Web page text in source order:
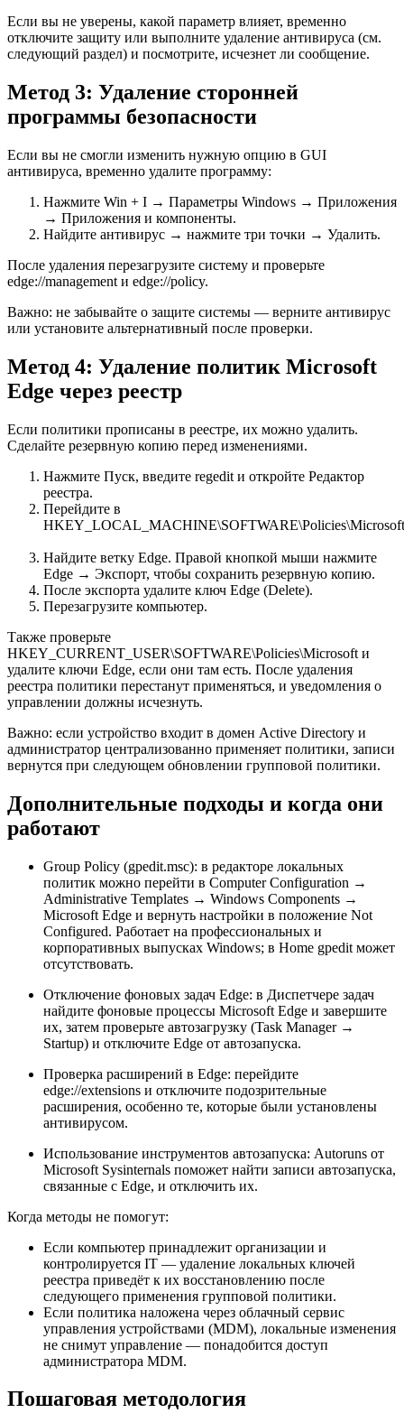
Если вы не уверены, какой параметр влияет, временно
отключите защиту или выполните удаление антивируса (см.
следующий раздел) и посмотрите, исчезнет ли сообщение.
Метод 3: Удаление сторонней
программы безопасности
Если вы не смогли изменить нужную опцию в GUI
антивируса, временно удалите программу:
Нажмите Win + I → Параметры Windows → Приложения
→ Приложения и компоненты.
Найдите антивирус → нажмите три точки → Удалить.
После удаления перезагрузите систему и проверьте
edge://management и edge://policy.
Важно: не забывайте о защите системы — верните антивирус
или установите альтернативный после проверки.
Метод 4: Удаление политик Microsoft
Edge через реестр
Если политики прописаны в реестре, их можно удалить.
Сделайте резервную копию перед изменениями.
Нажмите Пуск, введите regedit и откройте Редактор
реестра.
Перейдите в
Найдите ветку Edge. Правой кнопкой мыши нажмите
Edge → Экспорт, чтобы сохранить резервную копию.
После экспорта удалите ключ Edge (Delete).
Перезагрузите компьютер.
Также проверьте
HKEY_CURRENT_USER\SOFTWARE\Policies\Microsoft и
удалите ключи Edge, если они там есть. После удаления
реестра политики перестанут применяться, и уведомления о
управлении должны исчезнуть.
Важно: если устройство входит в домен Active Directory и
администратор централизованно применяет политики, записи
вернутся при следующем обновлении групповой политики.
Дополнительные подходы и когда они
работают
Group Policy (gpedit.msc): в редакторе локальных
политик можно перейти в Computer Configuration →
Administrative Templates → Windows Components →
Microsoft Edge и вернуть настройки в положение Not
Configured. Работает на профессиональных и
корпоративных выпусках Windows; в Home gpedit может
отсутствовать.
Отключение фоновых задач Edge: в Диспетчере задач
найдите фоновые процессы Microsoft Edge и завершите
их, затем проверьте автозагрузку (Task Manager →
Startup) и отключите Edge от автозапуска.
Проверка расширений в Edge: перейдите
edge://extensions и отключите подозрительные
расширения, особенно те, которые были установлены
антивирусом.
Использование инструментов автозапуска: Autoruns от
Microsoft Sysinternals поможет найти записи автозапуска,
связанные с Edge, и отключить их.
Когда методы не помогут:
Если компьютер принадлежит организации и
контролируется IT — удаление локальных ключей
реестра приведёт к их восстановлению после
следующего применения групповой политики.
Если политика наложена через облачный сервис
управления устройствами (MDM), локальные изменения
не снимут управление — понадобится доступ
администратора MDM.
Пошаговая методология